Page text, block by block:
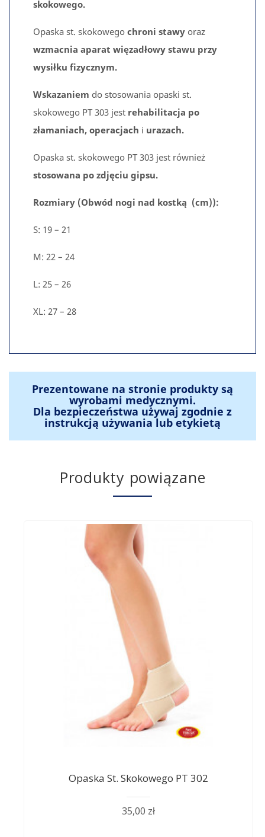
skokowego.
Opaska st. skokowego chroni stawy oraz
wzmacnia aparat więzadłowy stawu przy
wysiłku fizycznym.
Wskazaniem do stosowania opaski st.
skokowego PT 303 jest rehabilitacja po
złamaniach, operacjach i urazach.
Opaska st. skokowego PT 303 jest również
stosowana po zdjęciu gipsu.
Rozmiary (Obwód nogi nad kostką (cm)):
S: 19 – 21
M: 22 – 24
L: 25 – 26
XL: 27 – 28
Prezentowane na stronie produkty są
wyrobami medycznymi.
Dla bezpieczeństwa używaj zgodnie z
instrukcją używania lub etykietą
Produkty powiązane
Opaska St. Skokowego PT 302
35,00 zł